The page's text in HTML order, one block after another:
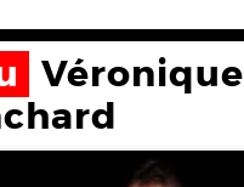
Véronique